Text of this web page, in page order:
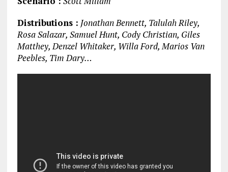
Distributions : Jonathan Bennett, Talulah Riley,
Rosa Salazar, Samuel Hunt, Cody Christian, Giles
Matthey, Denzel Whitaker, Willa Ford, Marios Van
Peebles, Tim Dary…